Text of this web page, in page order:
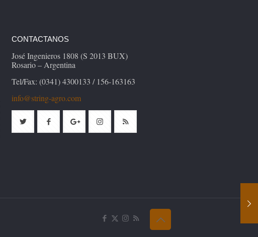
CONTACTANOS
José Ingenieros 1808 (S 2013 BUX)
Rosario – Argentina
Tel/Fax: (0341) 4300133 / 156-163163
info@string-agro.com